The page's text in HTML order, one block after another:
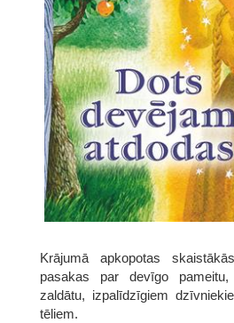
Krājumā apkopotas
pasakas par devīgo
zaldātu, izpalīdzīgiem
tēliem.